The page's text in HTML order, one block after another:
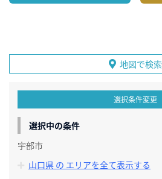
地図で検索
選択条件変更
選択中の条件
宇部市
山口県 の エリアを全て表示する